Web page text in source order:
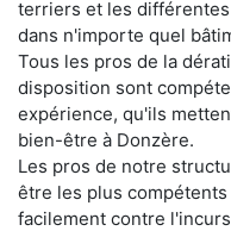
terriers et les
dans n'importe quel
Tous les pros de la
disposition sont
expérience, qu'ils
bien-être à Donzère.
Les pros de notre
être les plus
facilement contre